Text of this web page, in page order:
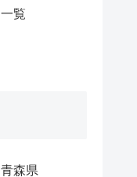
一覧
青森県